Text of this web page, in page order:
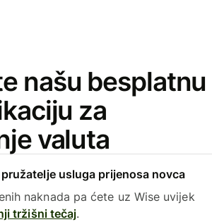
našu besplatnu
za
valuta
usluga prijenosa novca
naknada pa ćete uz Wise uvijek
tržišni tečaj.